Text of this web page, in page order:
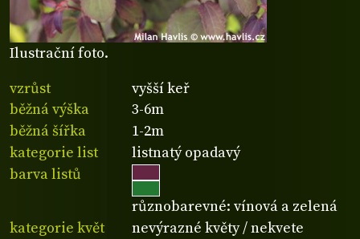
Ilustrační foto.
vzrůst
vyšší keř
běžná výška
3-6m
běžná šířka
1-2m
kategorie list
listnatý opadavý
barva listů
různobarevné: vínová a zelená
kategorie květ
nevýrazné květy / nekvete